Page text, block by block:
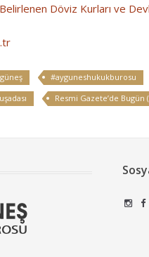
Döviz Kurları ve
#ayguneshukukburosu
Resmi Gazete’de Bugün